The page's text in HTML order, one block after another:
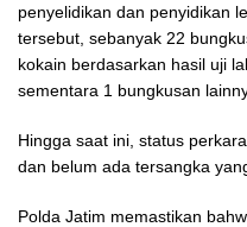
penyelidikan dan penyidikan
tersebut, sebanyak 22
kokain berdasarkan hasil uji
sementara 1 bungkusan
Hingga saat ini, status
dan belum ada tersangka
Polda Jatim memastikan